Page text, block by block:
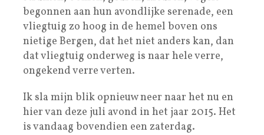
begonnen aan hun avondlijke serenade, een
vliegtuig zo hoog in de hemel boven ons
nietige Bergen, dat het niet anders kan, dan
dat vliegtuig onderweg is naar hele verre,
ongekend verre verten.
Ik sla mijn blik opnieuw neer naar het nu en
hier van deze juli avond in het jaar 2015. Het
is vandaag bovendien een zaterdag.